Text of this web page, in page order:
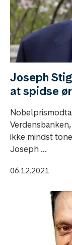
Joseph
at spidse
ikke mindst
Joseph ...
06.12.2021